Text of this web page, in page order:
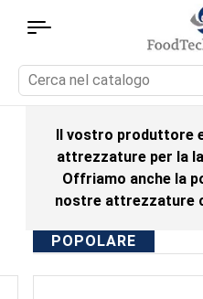
Il vostro produttore
attrezzature per la
Offriamo anche la
nostre attrezzature
POPOLARE